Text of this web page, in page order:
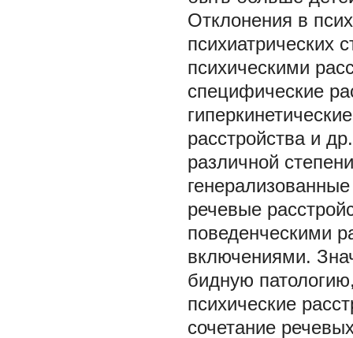
Отклонения в
психиатрических
психическими
специфические
расстройства и
различной
речевые
поведенческими
включениями.
бидную
психические
сочетание